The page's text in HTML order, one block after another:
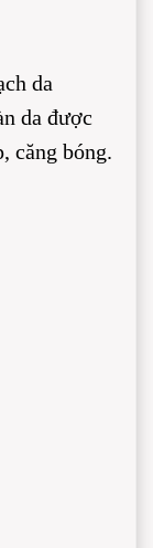
da
da được
căng bóng.